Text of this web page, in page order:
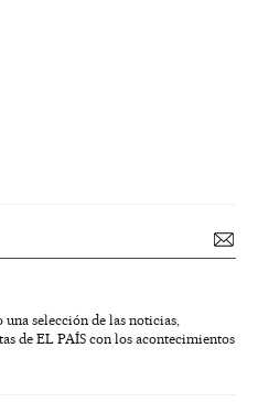
selección de las noticias,
de EL PAÍS con los acontecimientos